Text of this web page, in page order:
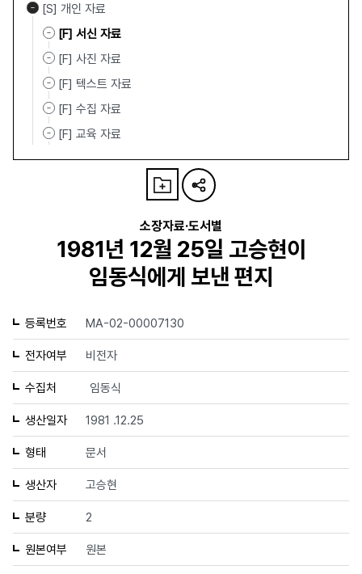
[S] 개인 자료
[F] 서신 자료
[F] 사진 자료
[F] 텍스트 자료
[F] 수집 자료
[F] 교육 자료
소장자료·도서별
1981년 12월 25일 고승현이
임동식에게 보낸 편지
등록번호 MA-02-00007130
전자여부 비전자
수집처 임동식
생산일자 1981 .12.25
형태 문서
생산자 고승현
분량 2
원본여부 원본